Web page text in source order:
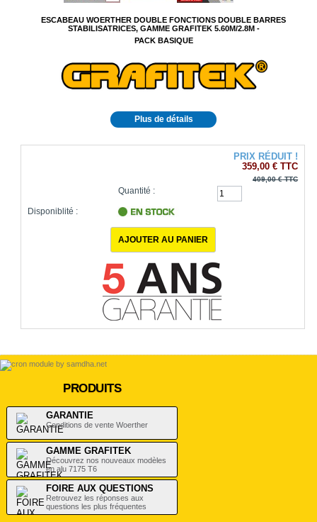
ESCABEAU WOERTHER DOUBLE FONCTIONS DOUBLE BARRES
STABILISATRICES, GAMME GRAFITEK 5.60M/2.8M -
PACK BASIQUE
Plus de détails
PRIX RÉDUIT !
359,00 € TTC
409,00 €TTC
Quantité :
Disponiblité :
PRODUITS
GARANTIE
Conditions de vente Woerther
GAMME GRAFITEK
Découvrez nos nouveaux modèles
en alu 7175 T6
FOIRE AUX QUESTIONS
Retrouvez les réponses aux
questions les plus fréquentes